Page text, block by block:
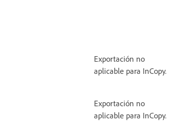
Exportación no
aplicable para InCopy.
Exportación no
aplicable para InCopy.